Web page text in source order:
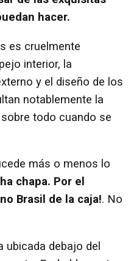
hacer.
es cruelmente
interior, la
y el diseño de los
notablemente la
todo cuando se
más o menos lo
chapa. Por el
Brasil de la caja!. No
ubicada debajo del